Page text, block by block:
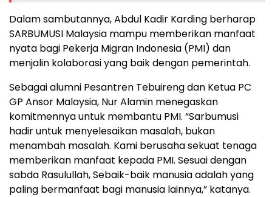
Dalam sambutannya, Abdul Kadir Karding berharap
SARBUMUSI Malaysia mampu memberikan manfaat
nyata bagi Pekerja Migran Indonesia (PMI) dan
menjalin kolaborasi yang baik dengan pemerintah.
Sebagai alumni Pesantren Tebuireng dan Ketua PC
GP Ansor Malaysia, Nur Alamin menegaskan
komitmennya untuk membantu PMI. “Sarbumusi
hadir untuk menyelesaikan masalah, bukan
menambah masalah. Kami berusaha sekuat tenaga
memberikan manfaat kepada PMI. Sesuai dengan
sabda Rasulullah, Sebaik-baik manusia adalah yang
paling bermanfaat bagi manusia lainnya,” katanya.